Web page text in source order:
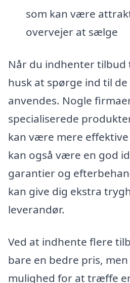
som kan være
overvejer at sælge
Når du indhenter tilbud
husk at spørge ind til
anvendes. Nogle
specialiserede
kan være mere
kan også være en god
garantier og
kan give dig ekstra
leverandør.
Ved at indhente flere
bare en bedre pris,
mulighed for at træffe